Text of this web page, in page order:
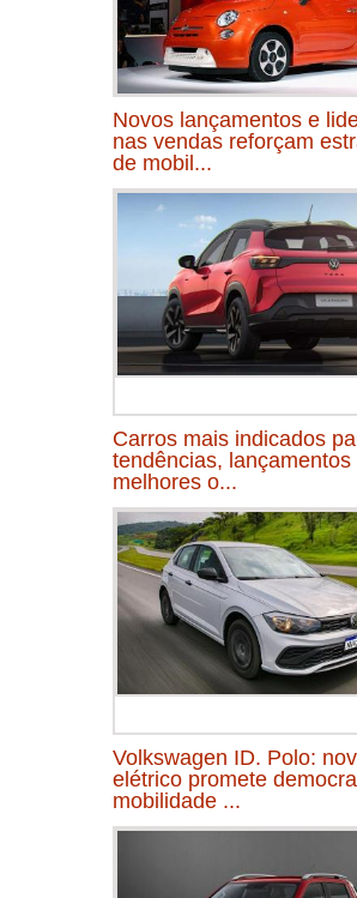
Novos lançamentos e
nas vendas reforçam
de mobil...
Carros mais indicados
tendências, lançamentos
melhores o...
Volkswagen ID. Polo:
elétrico promete
mobilidade ...